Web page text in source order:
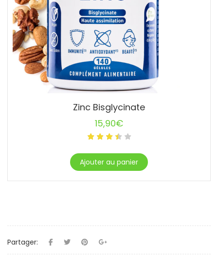
Zinc Bisglycinate
15,90€
Ajouter au panier
Partager: